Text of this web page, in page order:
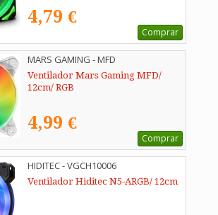
4,79 €
Comprar
MARS GAMING - MFD
Ventilador Mars Gaming MFD/
12cm/ RGB
4,99 €
Comprar
HIDITEC - VGCH10006
Ventilador Hiditec N5-ARGB/ 12cm